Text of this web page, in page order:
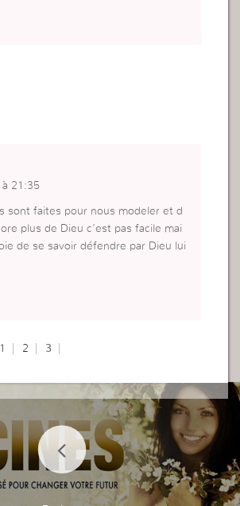
21:35
sont faites pour nous modeler et d
plus de Dieu c’est pas facile mai
de se savoir défendre par Dieu lui
1 2 3